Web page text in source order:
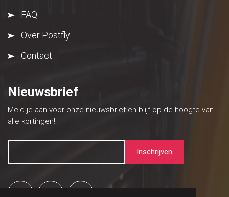
FAQ
Over Postfly
Contact
Nieuwsbrief
Meld je aan voor onze nieuwsbrief en blijf op de hoogte van
alle kortingen!